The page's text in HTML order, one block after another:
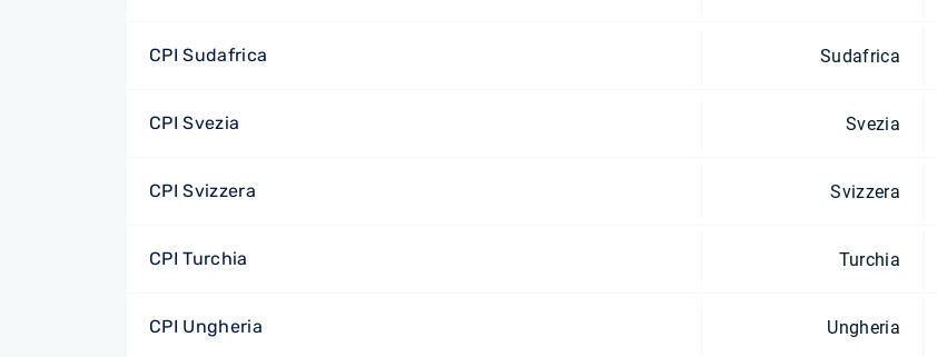
CPI Sudafrica Sudafrica
CPI Svezia Svezia
CPI Svizzera Svizzera
CPI Turchia Turchia
CPI Ungheria Ungheria